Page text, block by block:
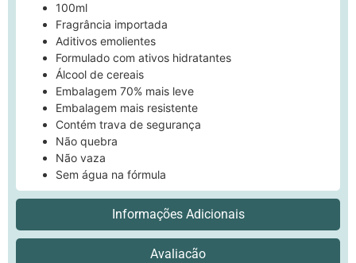
Informações Adicionais
Avaliacão
100ml
Fragrância importada
Aditivos emolientes
Formulado com ativos hidratantes
Álcool de cereais
Embalagem 70% mais leve
Embalagem mais resistente
Contém trava de segurança
Não quebra
Não vaza
Sem água na fórmula